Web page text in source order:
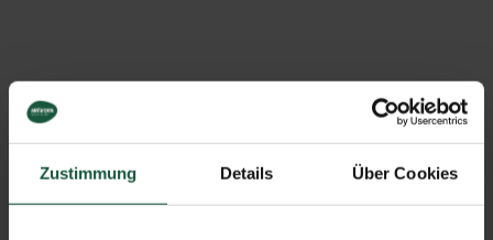
Zustimmung Details Über Cookies